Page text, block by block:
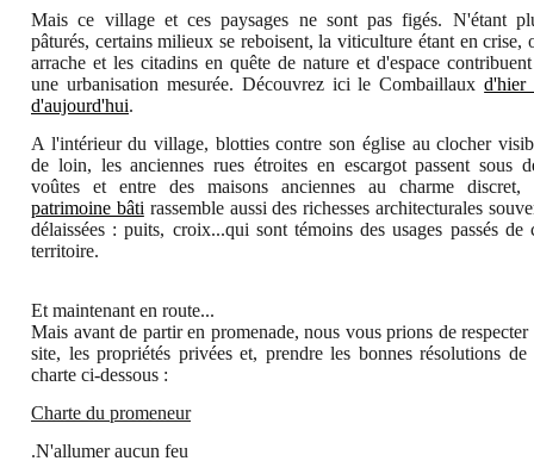
Mais ce village et ces paysages ne sont pas figés. N'étant
pâturés, certains milieux se reboisent, la viticulture étant en crise,
arrache et les citadins en quête de nature et d'espace
une urbanisation mesurée. Découvrez ici le Combaillauxd'hier
d'aujourd'hui.
A l'intérieur du village, blotties contre son église au clocher
de loin, les anciennes rues étroites en escargot passent sous
voûtes et entre des maisons anciennes au charme discret,
patrimoine bâti rassemble aussi des richesses architecturales
délaissées : puits, croix...qui sont témoins des usages passés de
territoire.
Et maintenant en route...
Mais avant de partir en promenade, nous vous prions de respecter
site, les propriétés privées et, prendre les bonnes résolutions de
charte ci-dessous :
Charte du promeneur
.N'allumer aucun feu